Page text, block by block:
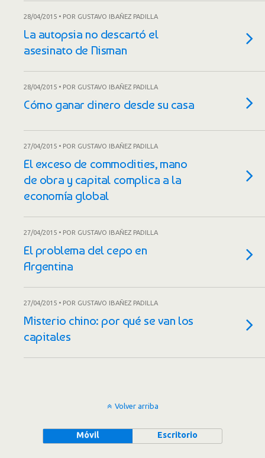
28/04/2015 • POR GUSTAVO IBAÑEZ PADILLA
La autopsia no descartó el
asesinato de Nisman
28/04/2015 • POR GUSTAVO IBAÑEZ PADILLA
Cómo ganar dinero desde su casa
27/04/2015 • POR GUSTAVO IBAÑEZ PADILLA
El exceso de commodities, mano
de obra y capital complica a la
economía global
27/04/2015 • POR GUSTAVO IBAÑEZ PADILLA
El problema del cepo en
Argentina
27/04/2015 • POR GUSTAVO IBAÑEZ PADILLA
Misterio chino: por qué se van los
capitales
Volver arriba
Móvil Escritorio